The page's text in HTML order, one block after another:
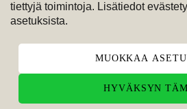
tiettyjä toimintoja. Lisätiedot
asetuksista.
MUOKKAA
HYVÄKSYN
M